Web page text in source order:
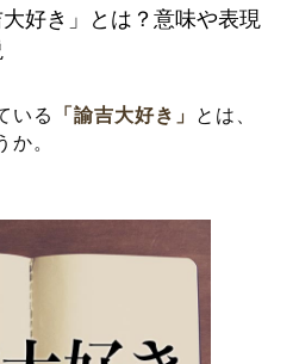
好き」とは？意味や表現
いる 「諭吉大好き」 とは、
か。